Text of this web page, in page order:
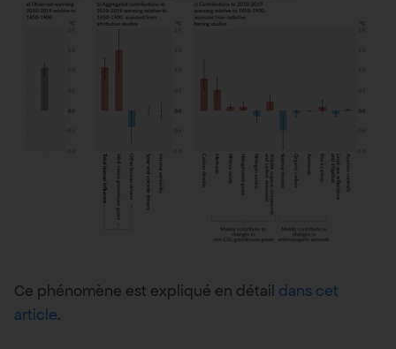
Ce phénomène est expliqué en détail dans cet
article.